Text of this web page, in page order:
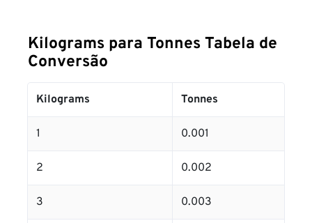
Kilograms para Tonnes Tabela de
Conversão
Kilograms Tonnes
1 0.001
2 0.002
3 0.003